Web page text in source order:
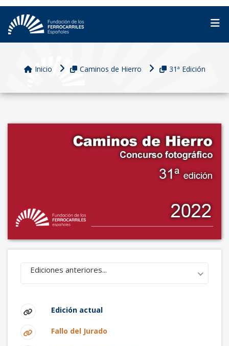
Inicio Caminos de Hierro 31ª Edición
Ediciones anteriores...
Edición actual
Fallo del Jurado